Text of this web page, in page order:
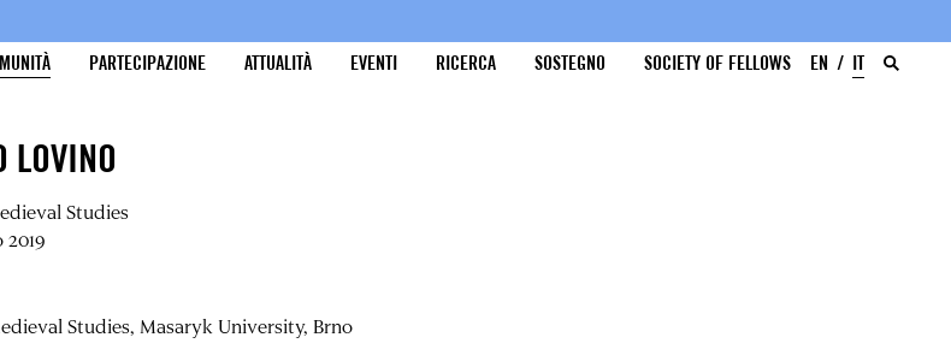
PARTECIPAZIONE ATTUALITÀ EVENTI RICERCA SOSTEGNO SOCIETY OF FELLOWS EN IT
LOVINO
Studies
2019
Studies, Masaryk University, Brno